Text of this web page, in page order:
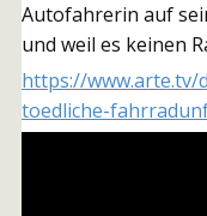
Autofahrerin auf
und weil es keinen
https://www.arte.tv/
toedliche-